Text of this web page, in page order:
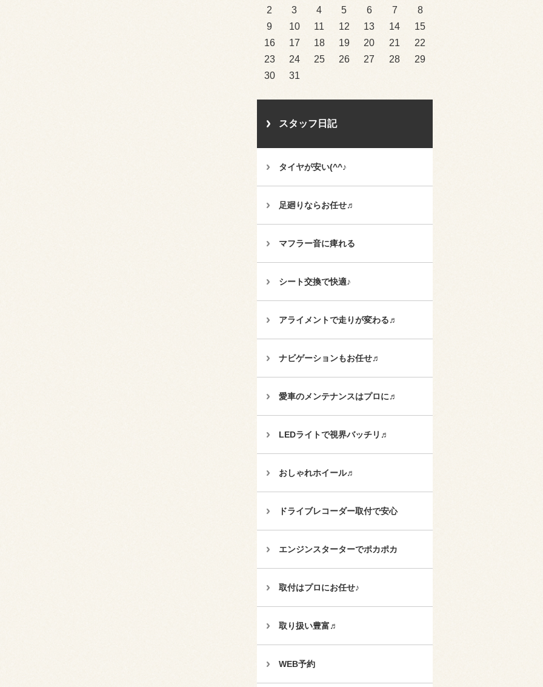
2
3 4 5 6 7
8
9
10 11 12 13 14
15
16
17 18 19 20 21
22
23
24 25 26 27 28
29
30
31
スタッフ日記
タイヤが安い(^^♪
足廻りならお任せ♬
マフラー音に痺れる
シート交換で快適♪
アライメントで走りが変わる♬
ナビゲーションもお任せ♬
愛車のメンテナンスはプロに♬
LEDライトで視界バッチリ♬
おしゃれホイール♬
ドライブレコーダー取付で安心
エンジンスターターでポカポカ
取付はプロにお任せ♪
取り扱い豊富♬
WEB予約